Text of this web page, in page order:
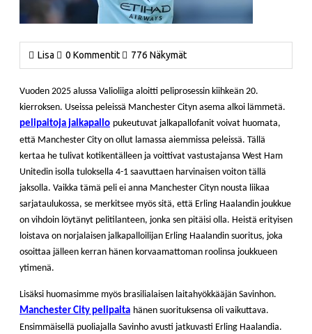
Lisa 0 Kommentit 776 Näkymät
Vuoden 2025 alussa Valioliiga aloitti peliprosessin kiihkeän 20.
kierroksen. Useissa peleissä Manchester Cityn asema alkoi lämmetä.
pelipaitoja jalkapallo pukeutuvat jalkapallofanit voivat huomata,
että Manchester City on ollut lamassa aiemmissa peleissä. Tällä
kertaa he tulivat kotikentälleen ja voittivat vastustajansa West Ham
Unitedin isolla tuloksella 4-1 saavuttaen harvinaisen voiton tällä
jaksolla. Vaikka tämä peli ei anna Manchester Cityn nousta liikaa
sarjataulukossa, se merkitsee myös sitä, että Erling Haalandin joukkue
on vihdoin löytänyt pelitilanteen, jonka sen pitäisi olla. Heistä erityisen
loistava on norjalaisen jalkapalloilijan Erling Haalandin suoritus, joka
osoittaa jälleen kerran hänen korvaamattoman roolinsa joukkueen
ytimenä.
Lisäksi huomasimme myös brasilialaisen laitahyökkääjän Savinhon.
Manchester City pelipaita hänen suorituksensa oli vaikuttava.
Ensimmäisellä puoliajalla Savinho avusti jatkuvasti Erling Haalandia.